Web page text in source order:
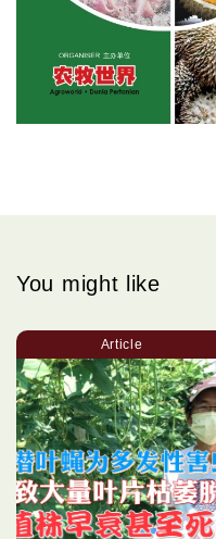
You might like
Article